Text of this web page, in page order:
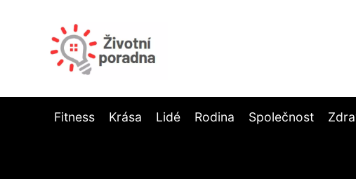
Fitness Krása Lidé Rodina Společnost